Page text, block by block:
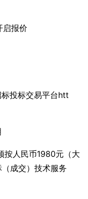
启报价
投标交易平台htt
按人民币1980元（大
成交）技术服务